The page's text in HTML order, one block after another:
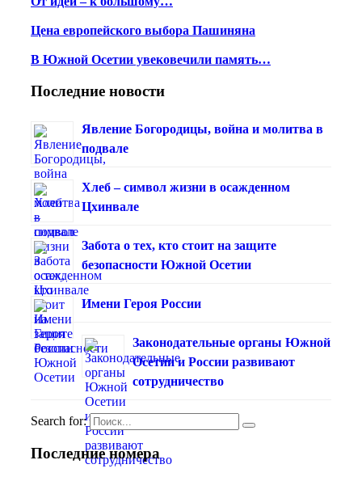
Цена европейского выбора Пашиняна
В Южной Осетии увековечили память…
Последние новости
Явление Богородицы, война и молитва в
подвале
Хлеб – символ жизни в осажденном
Цхинвале
Забота о тех, кто стоит на защите
безопасности Южной Осетии
Имени Героя России
Законодательные органы Южной
Осетии и России развивают
сотрудничество
Search for:
Последние номера